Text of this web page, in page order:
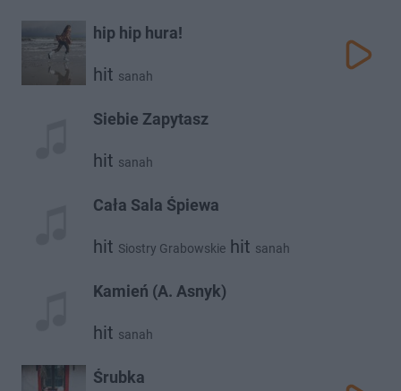
hip hip hura!
hit sanah
Siebie Zapytasz
hit sanah
Cała Sala Śpiewa
hit Siostry Grabowskie hit sanah
Kamień (A. Asnyk)
hit sanah
Śrubka